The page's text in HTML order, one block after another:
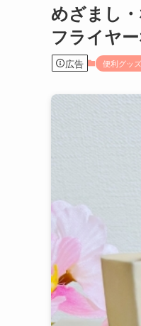
めざまし
フライヤ
広告 便利グッ